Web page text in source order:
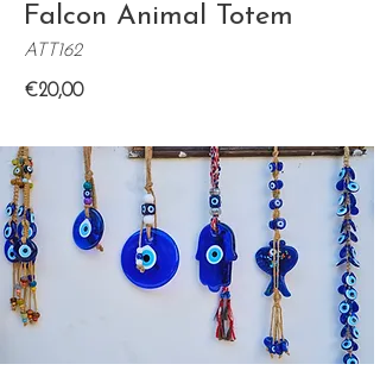
Falcon Animal Totem
ATT162
€20,00